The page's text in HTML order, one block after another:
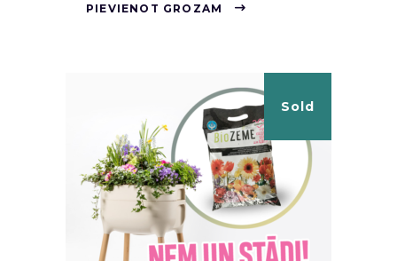
PIEVIENOT GROZAM
Sold